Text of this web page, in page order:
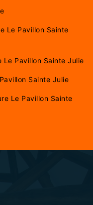
Le Pavillon Sainte
Pavillon Sainte Julie
Sainte Julie
Le Pavillon Sainte